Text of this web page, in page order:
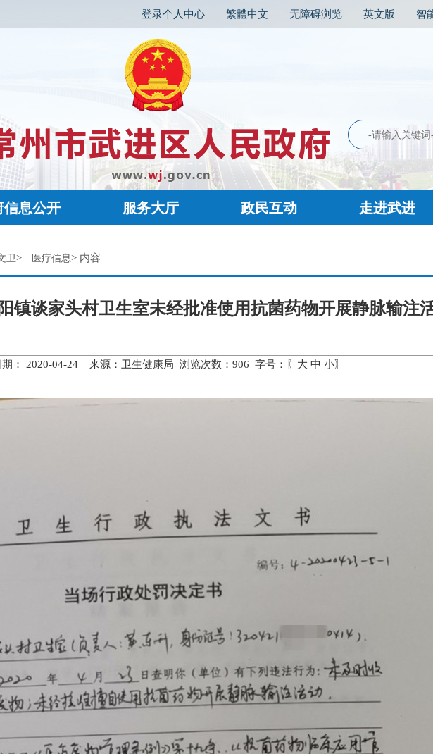
登录个人中心 繁體中文 无障碍浏览 英文版 智
信息公开 服务大厅 政民互动 走进武进
卫> 医疗信息> 内容
镇谈家头村卫生室未经批准使用抗菌药物开展静脉输注活
期： 2020-04-24 来源：卫生健康局 浏览次数： 906 字号：〖 大 中 小〗